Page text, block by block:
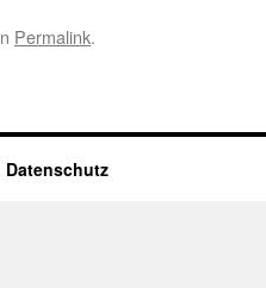
Permalink.
Datenschutz